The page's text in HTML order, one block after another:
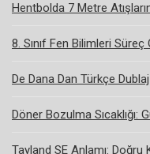
Hentbolda 7 Metre
8. Sınıf Fen Bilimleri Süreç
De Dana Dan Türkçe
Döner Bozulma Sıcaklığı:
Tayland SE Anlamı: Doğru